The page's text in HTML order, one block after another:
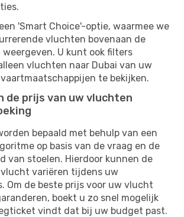
'Smart Choice'-optie, waarmee we
vluchten bovenaan de
U kunt ook filters
vluchten naar Dubai van uw
te bekijken.
de prijs van uw vluchten
bepaald met behulp van een
op basis van de vraag en de
van stoelen. Hierdoor kunnen de
variëren tijdens uw
Om de beste prijs voor uw vlucht
boekt u zo snel mogelijk
vindt dat bij uw budget past.